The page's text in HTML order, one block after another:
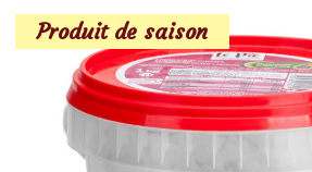
IDÉES CADEAUX
CHOUCROUTES D’ALSACE
FERMENTÉES À L’ANCIENNE
CHOUCROUTES
ET CUISINÉES
Produit de saison